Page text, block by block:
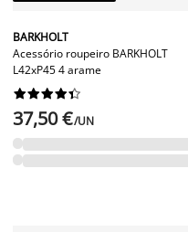
BARKHOLT
Acessório roupeiro BARKHOLT
L42xP45 4 arame






37,50 €/UN